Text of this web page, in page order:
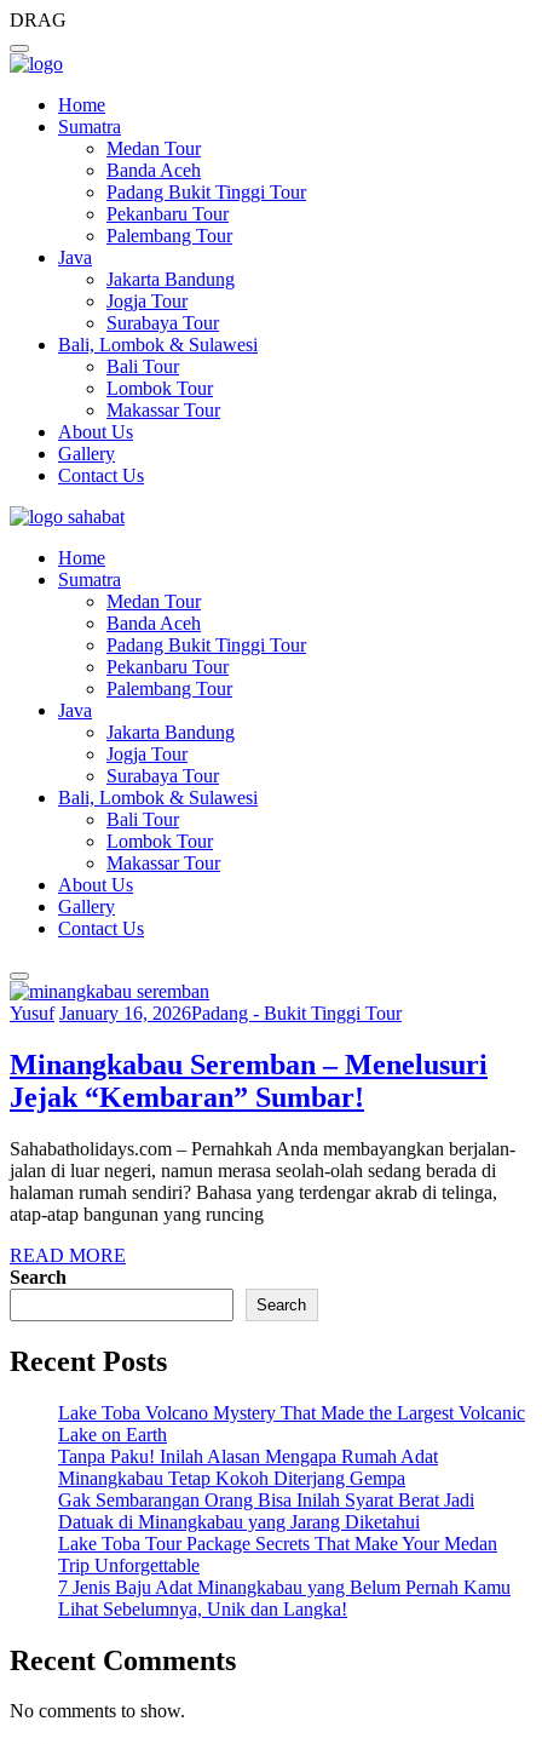
DRAG
Home
Sumatra
Medan Tour
Banda Aceh
Padang Bukit Tinggi Tour
Pekanbaru Tour
Palembang Tour
Java
Jakarta Bandung
Jogja Tour
Surabaya Tour
Bali, Lombok & Sulawesi
Bali Tour
Lombok Tour
Makassar Tour
About Us
Gallery
Contact Us
Home
Sumatra
Medan Tour
Banda Aceh
Padang Bukit Tinggi Tour
Pekanbaru Tour
Palembang Tour
Java
Jakarta Bandung
Jogja Tour
Surabaya Tour
Bali, Lombok & Sulawesi
Bali Tour
Lombok Tour
Makassar Tour
About Us
Gallery
Contact Us
Yusuf January 16, 2026Padang - Bukit Tinggi Tour
Minangkabau Seremban – Menelusuri
Jejak “Kembaran” Sumbar!
Sahabatholidays.com – Pernahkah Anda membayangkan berjalan-
jalan di luar negeri, namun merasa seolah-olah sedang berada di
halaman rumah sendiri? Bahasa yang terdengar akrab di telinga,
atap-atap bangunan yang runcing
READ MORE
Search
Search
Recent Posts
Lake Toba Volcano Mystery That Made the Largest Volcanic
Lake on Earth
Tanpa Paku! Inilah Alasan Mengapa Rumah Adat
Minangkabau Tetap Kokoh Diterjang Gempa
Gak Sembarangan Orang Bisa Inilah Syarat Berat Jadi
Datuak di Minangkabau yang Jarang Diketahui
Lake Toba Tour Package Secrets That Make Your Medan
Trip Unforgettable
7 Jenis Baju Adat Minangkabau yang Belum Pernah Kamu
Lihat Sebelumnya, Unik dan Langka!
Recent Comments
No comments to show.